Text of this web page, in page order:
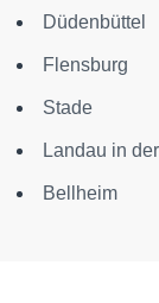
Düdenbüttel
Flensburg
Stade
Landau in
Bellheim